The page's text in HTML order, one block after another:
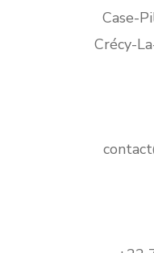
Case-
Crécy-